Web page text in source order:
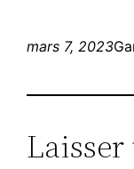
mars 7, 2023